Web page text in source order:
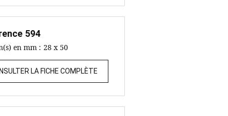
594
en mm : 28 x 50
LA FICHE COMPLÈTE